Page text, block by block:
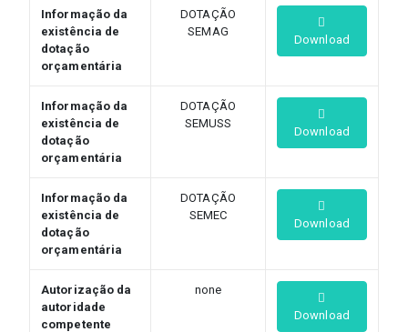
Informação da
existência de
dotação
orçamentária
DOTAÇÃO
SEMAG
Download
Informação da
existência de
dotação
orçamentária
DOTAÇÃO
SEMUSS
Download
Informação da
existência de
dotação
orçamentária
DOTAÇÃO
SEMEC
Download
Autorização da
autoridade
competente
none
Download